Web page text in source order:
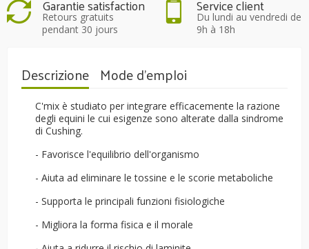
Garantie satisfaction
Retours gratuits
pendant 30 jours
Service client
Du lundi au vendredi de
9h à 18h
Descrizione Mode d'emploi
C'mix è studiato per integrare efficacemente la razione
degli equini le cui esigenze sono alterate dalla sindrome
di Cushing.
- Favorisce l'equilibrio dell'organismo
- Aiuta ad eliminare le tossine e le scorie metaboliche
- Supporta le principali funzioni fisiologiche
- Migliora la forma fisica e il morale